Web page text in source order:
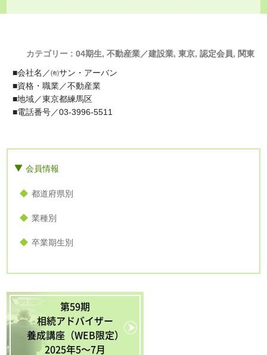
カテゴリー : 04期生, 不動産業／建設業, 東京, 認定会員, 関東
■会社名／㈲サン・アーバン
■資格・職業／不動産業
■地域／東京都練馬区
■電話番号／03-3996-5511
会員情報
都道府県別
業種別
卒業期生別
第59期
相続アドバイザー
養成講座（WEB限定）
2025年5〜7月